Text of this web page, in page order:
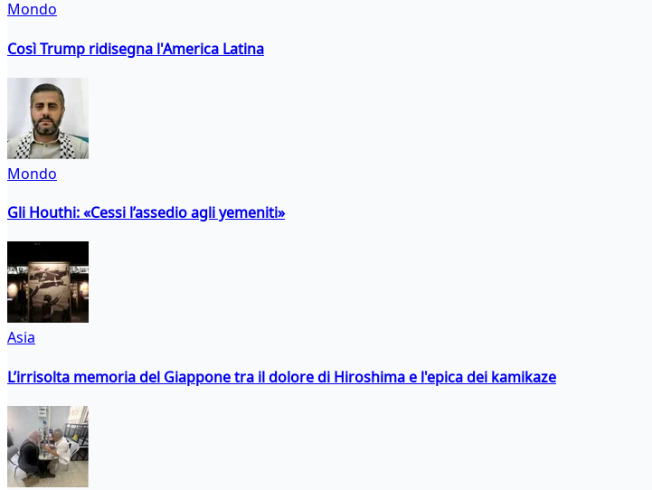
Mondo
Così Trump ridisegna l'America Latina
Mondo
Gli Houthi: «Cessi l’assedio agli yemeniti»
Asia
L’irrisolta memoria del Giappone tra il dolore di Hiroshima e l'epica dei kamikaze